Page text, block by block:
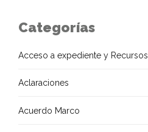
Categorías
Acceso a expediente y Recursos
Aclaraciones
Acuerdo Marco